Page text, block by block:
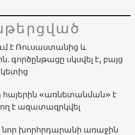
է Ռուսաստանից և
գործընթացը սկսվել է, բայց
հայերին «առնետանման» է
է ազատազրկվել
խորհրդարանի առաջին